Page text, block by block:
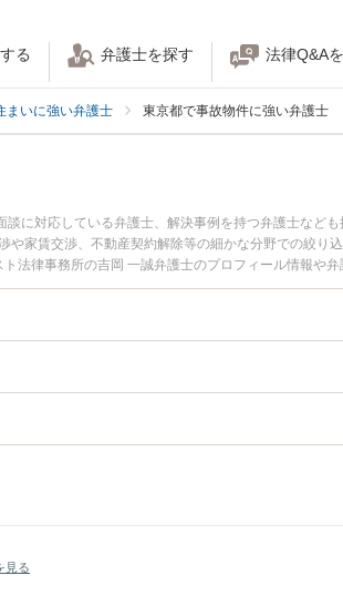
る 弁護士を探す 法律Q&A
まいに強い弁護士 東京都で事故物件に強い弁護士
に対応している弁護士、解決事例を持つ弁護士など
家賃交渉、不動産契約解除等の細かな分野での絞り
法律事務所の吉岡 一誠弁護士のプロフィール情報や弁
い』『事故物件のトラブル解決の実績豊富な近くの
者さんにおすすめです。
見る